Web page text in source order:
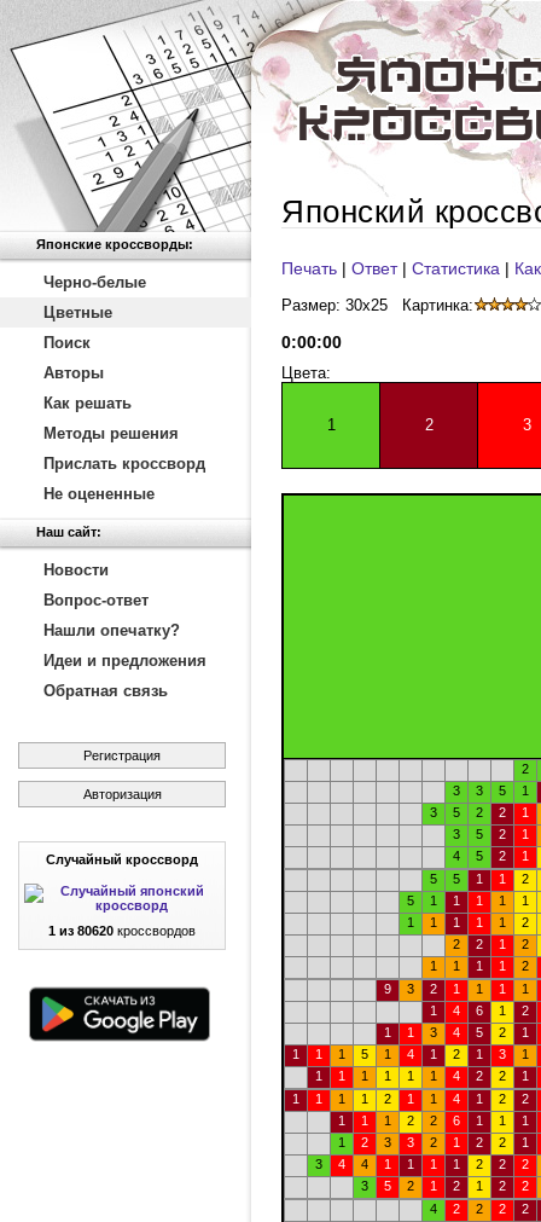
Японские кроссворды:
Черно-белые
Цветные
Поиск
Авторы
Как решать
Методы решения
Прислать кроссворд
Не оцененные
Наш сайт:
Новости
Вопрос-ответ
Нашли опечатку?
Идеи и предложения
Обратная связь
Регистрация
Авторизация
Случайный кроссворд
1 из 80620 кроссвордов
Японский
Печать | Ответ| Статистика |
Размер: 30x25 Картинка:
0:00:00
Цвета:
1 2 3
2
3
3 5
1
3
5 2 2
1
3
5 2
1
4
5 2
1
5
5 1 1
2
5
1 1 1 1
1
1
1 1 1 1
2
2
2 1
2
1
1 1 1
2
9
3 2 1 1 1
1
1
4 6 1
2
1
1 3 4 5 2
1
1
1 1 5 1 4 1 2 1 3
1
1
1 1 1 1 1 4 2 2
1
1
1 1 1 2 1 1 4 1 2
2
1
1 1 2 2 6 1 1
1
1
2 3 3 2 1 2 2
1
3
4 4 1 1 1 1 2 2
2
3
5 2 1 2 1 2
2
4
2 2 2
2